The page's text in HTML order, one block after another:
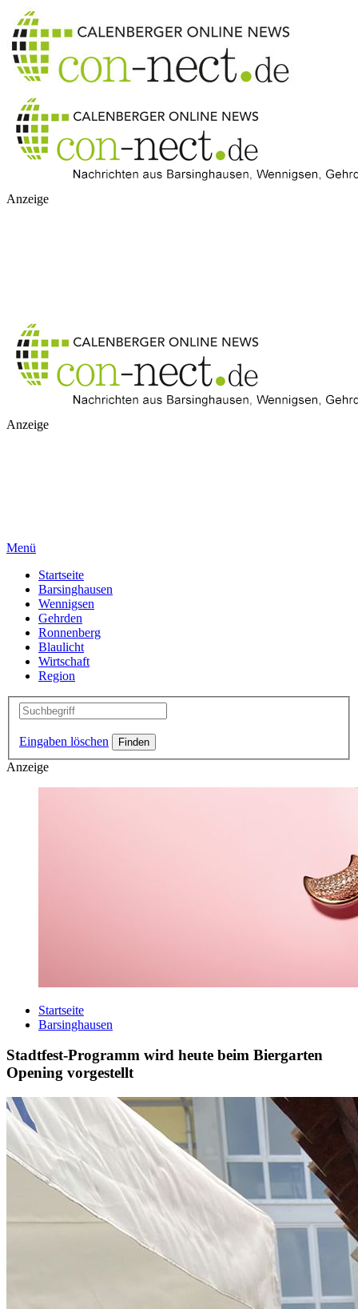
Anzeige
Anzeige
Menü
Startseite
Barsinghausen
Wennigsen
Gehrden
Ronnenberg
Blaulicht
Wirtschaft
Region
Eingaben löschen
Anzeige
Startseite
Barsinghausen
Stadtfest-Programm wird heute beim Biergarten
Opening vorgestellt